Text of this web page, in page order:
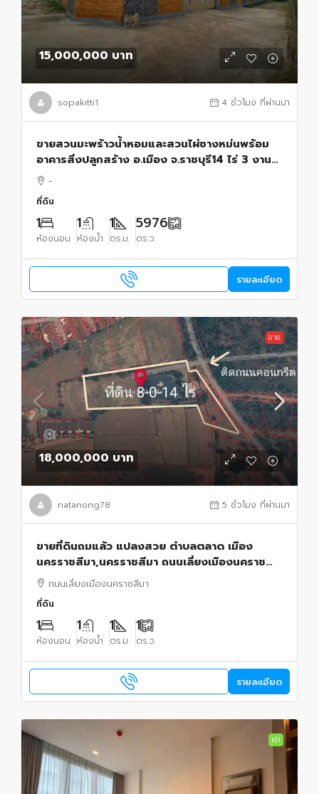
15,000,000 บาท
sopakitti1 4 ชั่วโมง ที่ผ่านมา
ขายสวนมะพร้าวน้ำหอมและสวนไผ่ซางหม่นพร้อม
อาคารสิ่งปลูกสร้าง อ.เมือง จ.ราชบุรี14 ไร่ 3 งาน
76 ตรว.
-
ที่ดิน
1
ห้องนอน
1
ห้องน้ำ
1
ตร.ม.
5976
ตร.ว.
รายละเอียด
ขาย
18,000,000 บาท
natanong78 5 ชั่วโมง ที่ผ่านมา
ขายที่ดินถมแล้ว แปลงสวย ตำบลตลาด เมือง
นครราชสีมา,นครราชสีมา ถนนเลี่ยงเมืองนคราช
สีมาถนนเลี่ยงเมืองนคราชสีมา
ที่ดิน
1
ห้องนอน
1
ห้องน้ำ
1
ตร.ม.
1
ตร.ว.
รายละเอียด
เช่า